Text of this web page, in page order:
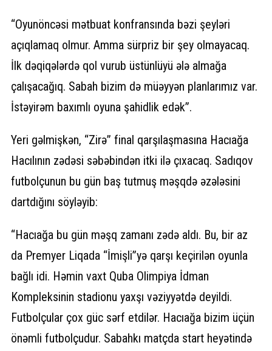
“Oyunöncəsi mətbuat konfransında bəzi şeyləri
açıqlamaq olmur. Amma sürpriz bir şey olmayacaq.
İlk dəqiqələrdə qol vurub üstünlüyü ələ almağa
çalışacağıq. Sabah bizim də müəyyən planlarımız var.
İstəyirəm baxımlı oyuna şahidlik edək”.
Yeri gəlmişkən, “Zirə” final qarşılaşmasına Hacıağa
Hacılının zədəsi səbəbindən itki ilə çıxacaq. Sadıqov
futbolçunun bu gün baş tutmuş məşqdə əzələsini
dartdığını söyləyib:
“Hacıağa bu gün məşq zamanı zədə aldı. Bu, bir az
da Premyer Liqada “İmişli”yə qarşı keçirilən oyunla
bağlı idi. Həmin vaxt Quba Olimpiya İdman
Kompleksinin stadionu yaxşı vəziyyətdə deyildi.
Futbolçular çox güc sərf etdilər. Hacıağa bizim üçün
önəmli futbolçudur. Sabahkı matçda start heyətində